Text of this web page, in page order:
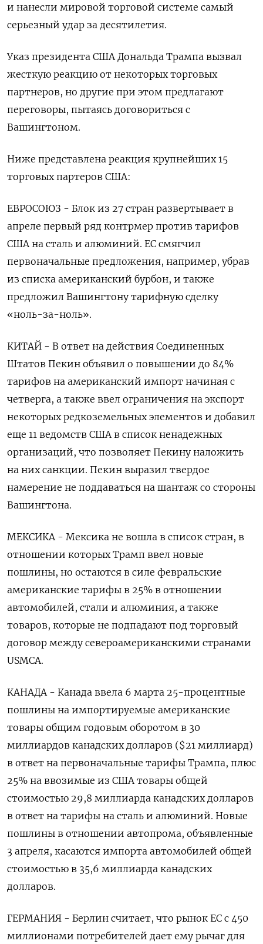
и нанесли мировой торговой системе самый
серьезный удар за десятилетия.
Указ президента США Дональда Трампа вызвал
жесткую реакцию от некоторых торговых
партнеров, но другие при этом предлагают
переговоры, пытаясь договориться с
Вашингтоном.
Ниже представлена реакция крупнейших 15
торговых партеров США:
ЕВРОСОЮЗ - Блок из 27 стран развертывает в
апреле первый ряд контрмер против тарифов
США на сталь и алюминий. ЕС смягчил
первоначальные предложения, например, убрав
из списка американский бурбон, и также
предложил Вашингтону тарифную сделку
«ноль-за-ноль».
КИТАЙ - В ответ на действия Соединенных
Штатов Пекин объявил о повышении до 84%
тарифов на американский импорт начиная с
четверга, а также ввел ограничения на экспорт
некоторых редкоземельных элементов и добавил
еще 11 ведомств США в список ненадежных
организаций, что позволяет Пекину наложить
на них санкции. Пекин выразил твердое
намерение не поддаваться на шантаж со стороны
Вашингтона.
МЕКСИКА - Мексика не вошла в список стран, в
отношении которых Трамп ввел новые
пошлины, но остаются в силе февральские
американские тарифы в 25% в отношении
автомобилей, стали и алюминия, а также
товаров, которые не подпадают под торговый
договор между североамериканскими странами
USMCA.
КАНАДА - Канада ввела 6 марта 25-процентные
пошлины на импортируемые американские
товары общим годовым оборотом в 30
миллиардов канадских долларов ($21 миллиард)
в ответ на первоначальные тарифы Трампа, плюс
25% на ввозимые из США товары общей
стоимостью 29,8 миллиарда канадских долларов
в ответ на тарифы на сталь и алюминий. Новые
пошлины в отношении автопрома, объявленные
3 апреля, касаются импорта автомобилей общей
стоимостью в 35,6 миллиарда канадских
долларов.
ГЕРМАНИЯ - Берлин считает, что рынок ЕС с 450
миллионами потребителей дает ему рычаг для